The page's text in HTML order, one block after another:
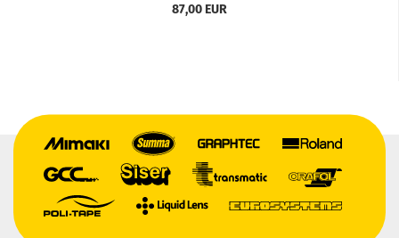
87,00 EUR